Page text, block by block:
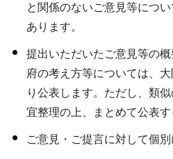
と関係のないご意見等につ
あります。
提出いただいたご意見等の
府の考え方等については、
り公表します。ただし、類
宜整理の上、まとめて公表す
ご意見・ご提言に対して個別